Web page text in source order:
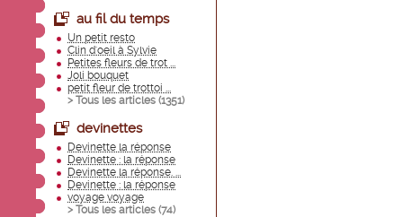
au fil du temps
Un petit resto
Clin d'oeil à Sylvie
Petites fleurs de trot ...
Joli bouquet
petit fleur de trottoi ...
> Tous les articles (1351)
devinettes
Devinette la réponse
Devinette : la réponse
Devinette la réponse. ...
Devinette : la réponse
voyage voyage
> Tous les articles (74)